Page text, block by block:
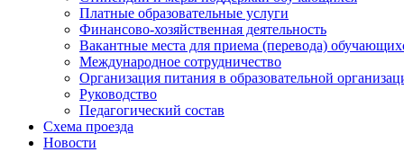
Платные образовательные услуги
Финансово-хозяйственная деятельность
Вакантные места для приема (перевода)
Международное сотрудничество
Организация питания в образовательной
Руководство
Педагогический состав
Схема проезда
Новости